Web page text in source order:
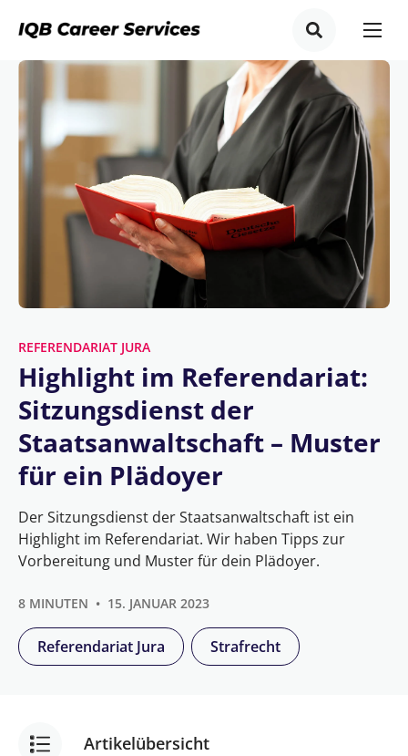
REFERENDARIAT JURA
Highlight im Referendariat:
Sitzungsdienst der
Staatsanwaltschaft – Muster
für ein Plädoyer
Der Sitzungsdienst der Staatsanwaltschaft ist ein
Highlight im Referendariat. Wir haben Tipps zur
Vorbereitung und Muster für dein Plädoyer.
Referendariat Jura Strafrecht
8 MINUTEN 15. JANUAR 2023
Artikelübersicht